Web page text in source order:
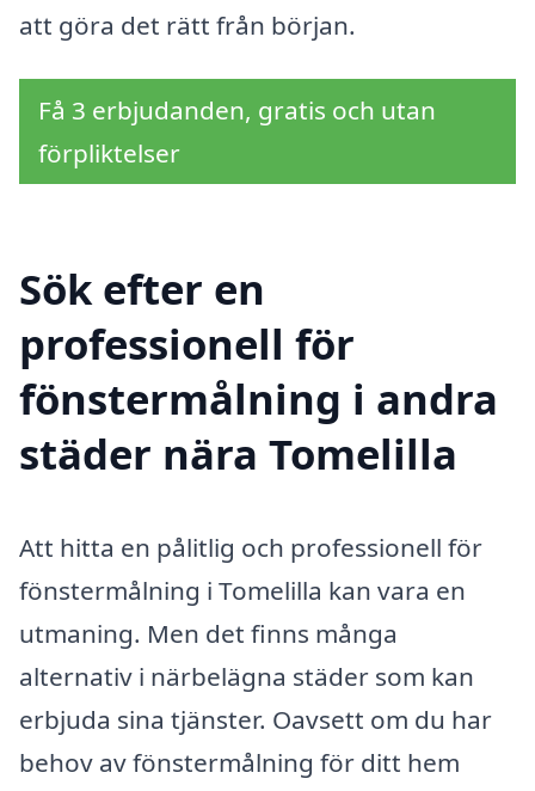
att göra det rätt från början.
Få 3 erbjudanden, gratis och utan
förpliktelser
Sök efter en
professionell för
fönstermålning i andra
städer nära Tomelilla
Att hitta en pålitlig och professionell för
fönstermålning i Tomelilla kan vara en
utmaning. Men det finns många
alternativ i närbelägna städer som kan
erbjuda sina tjänster. Oavsett om du har
behov av fönstermålning för ditt hem